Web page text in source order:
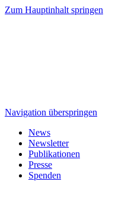
Zum Hauptinhalt springen
Navigation überspringen
News
Newsletter
Publikationen
Presse
Spenden